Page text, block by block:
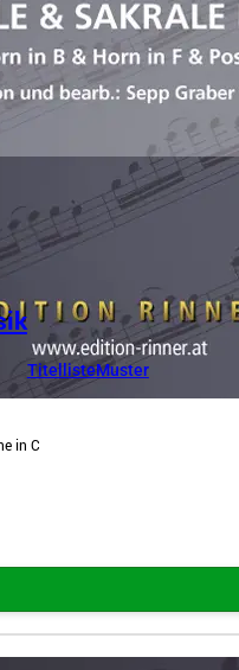
TitellisteMuster
in C